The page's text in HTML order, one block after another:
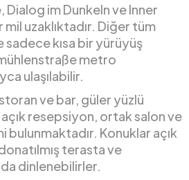
im Dunkeln ve Inner
uzaklıktadır. Diğer tüm
kısa bir yürüyüş
metro
ulaşılabilir.
ve bar, güler yüzlü
resepsiyon, ortak salon ve
bulunmaktadır. Konuklar açık
terasta ve
dinlenebilirler.